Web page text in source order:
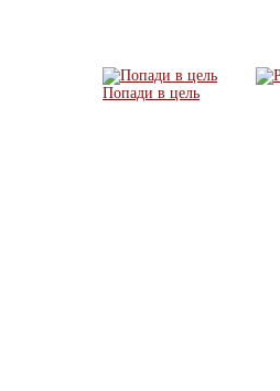
Попади в цель